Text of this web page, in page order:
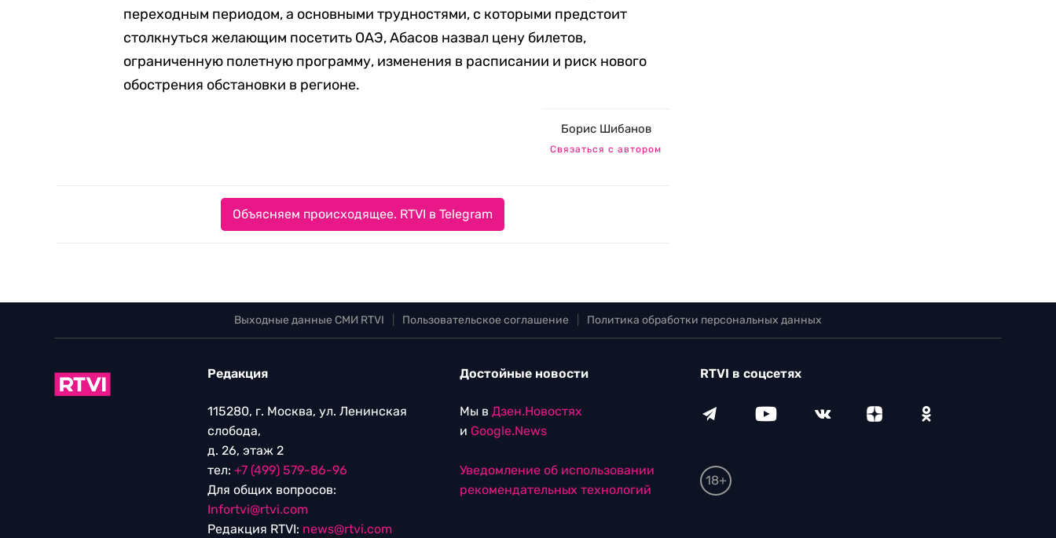
переходным периодом, а основными трудностями, с которыми предстоит
столкнуться желающим посетить ОАЭ, Абасов назвал цену билетов,
ограниченную полетную программу, изменения в расписании и риск нового
обострения обстановки в регионе.
Борис Шибанов
Связаться с автором
Объясняем происходящее. RTVI в Telegram
Выходные данные СМИ RTVI Пользовательское соглашение Политика обработки персональных данных
Редакция
115280, г. Москва, ул. Ленинская
слобода,
д. 26, этаж 2
тел: +7 (499) 579-86-96
Для общих вопросов:
Infortvi@rtvi.com
Редакция RTVI: news@rtvi.com
Достойные новости
Мы в Дзен.Новостях
и Google.News
Уведомление об использовании
рекомендательных технологий
RTVI в соцсетях
18+